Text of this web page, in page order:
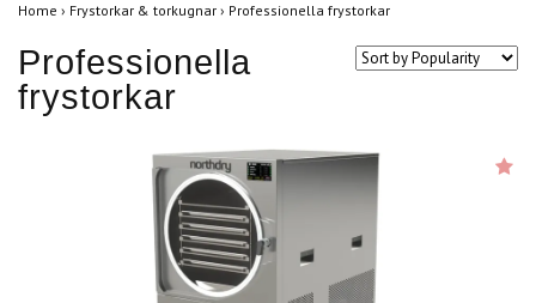
Home › Frystorkar & torkugnar › Professionella frystorkar
Professionella
frystorkar